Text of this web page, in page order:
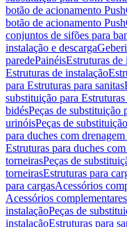
botão de acionamento
botão de acionamento
conjuntos de sifões para
instalação e descarga
paredePainéisEstruturas de
Estruturas de instalação
para Estruturas para sanitas
substituição para
bidésPeças de substituição
urinóisPeças de
para duches com drenagem
Estruturas para duches
torneirasPeças de
torneirasEstruturas para
para cargasAcessórios
Acessórios complementares
instalaçãoPeças de
instalaçãoEstruturas para